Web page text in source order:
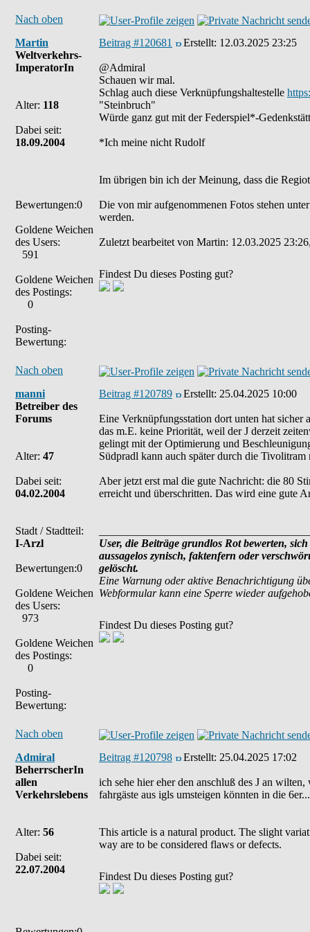
Nach oben
Martin
Weltverkehrs-
ImperatorIn
Alter: 118
Dabei seit:
18.09.2004
Bewertungen:0
Goldene Weichen
des Users:
591
Goldene Weichen
des Postings:
0
Posting-
Bewertung:
Beitrag #120681 Erstellt: 12.03.2025 23:25
@Admiral
Schauen wir mal.
Schlag auch diese Verknüpfungshaltestelle
"Steinbruch"
Würde ganz gut mit der Federspiel*-
*Ich meine nicht Rudolf
Im übrigen bin ich der Meinung, dass die
Die von mir aufgenommenen Fotos stehen
werden.
Zuletzt bearbeitet von Martin: 12.03.2025
Findest Du dieses Posting gut?
Nach oben
manni
Betreiber des
Forums
Alter: 47
Dabei seit:
04.02.2004
Stadt / Stadtteil:
I-Arzl
Bewertungen:0
Goldene Weichen
des Users:
973
Goldene Weichen
des Postings:
0
Posting-
Bewertung:
Beitrag #120789 Erstellt: 25.04.2025 10:00
Eine Verknüpfungsstation dort unten hat
das m.E. keine Priorität, weil der J derzeit
gelingt mit der Optimierung und
Südpradl kann auch später durch die
Aber jetzt erst mal die gute Nachricht: die 80
erreicht und überschritten. Das wird eine gute
User, die Beiträge grundlos Rot bewerten,
aussagelos zynisch, faktenfern oder
gelöscht.
Eine Warnung oder aktive Benachrichtigung
Webformular kann eine Sperre wieder
Findest Du dieses Posting gut?
Nach oben
Admiral
BeherrscherIn
allen
Verkehrslebens
Alter: 56
Dabei seit:
22.07.2004
Beitrag #120798 Erstellt: 25.04.2025 17:02
ich sehe hier eher den anschluß des J an
fahrgäste aus igls umsteigen könnten in die
This article is a natural product. The slight
way are to be considered flaws or defects.
Findest Du dieses Posting gut?